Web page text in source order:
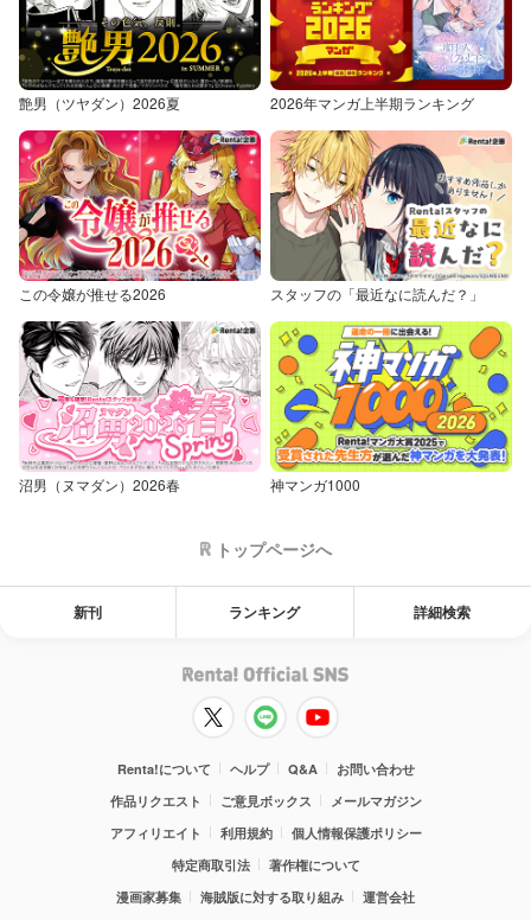
艶男（ツヤダン）2026夏 2026年マンガ上半期ランキング
この令嬢が推せる2026 スタッフの「最近なに読んだ？」
沼男（ヌマダン）2026春 神マンガ1000
トップページへ
新刊 ランキング 詳細検索
Renta!について ヘルプ Q&A
お問い合わせ
作品リクエスト
ご意見ボックス
メールマガジン
アフィリエイト
利用規約
個人情報保護ポリシー
特定商取引法
著作権について
漫画家募集
海賊版に対する取り組み 運営会社